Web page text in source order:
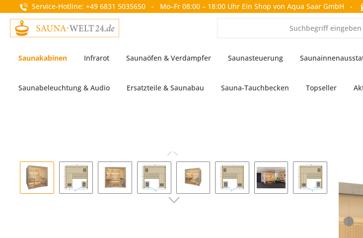
Zur Hauptnavigation springen
Service-Hotline: +49 6831 5035650 - Mo–Fr 08:00 – 18:00 Uhr Ein Shop von Aqua Saar GmbH -
Saunakabinen Infrarot Saunaöfen & Verdampfer Saunasteuerung
Saunabeleuchtung & Audio Ersatzteile & Saunabau Sauna-Tauchbecken Topseller
Bildergalerie überspringen